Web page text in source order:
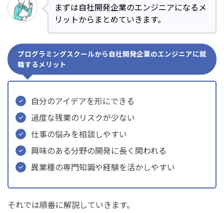
まずは自社開発企業のエンジニアになるメ
リットからまとめていきます。
プログラミングスクールから自社開発企業のエンジニアに就
職するメリット
自分のアイデアを形にできる
過度な残業のリスクが少ない
仕事の悩みを相談しやすい
興味のある分野の開発に長く関われる
異業種の専門知識や経験を活かしやすい
それでは順番に解説していきます。